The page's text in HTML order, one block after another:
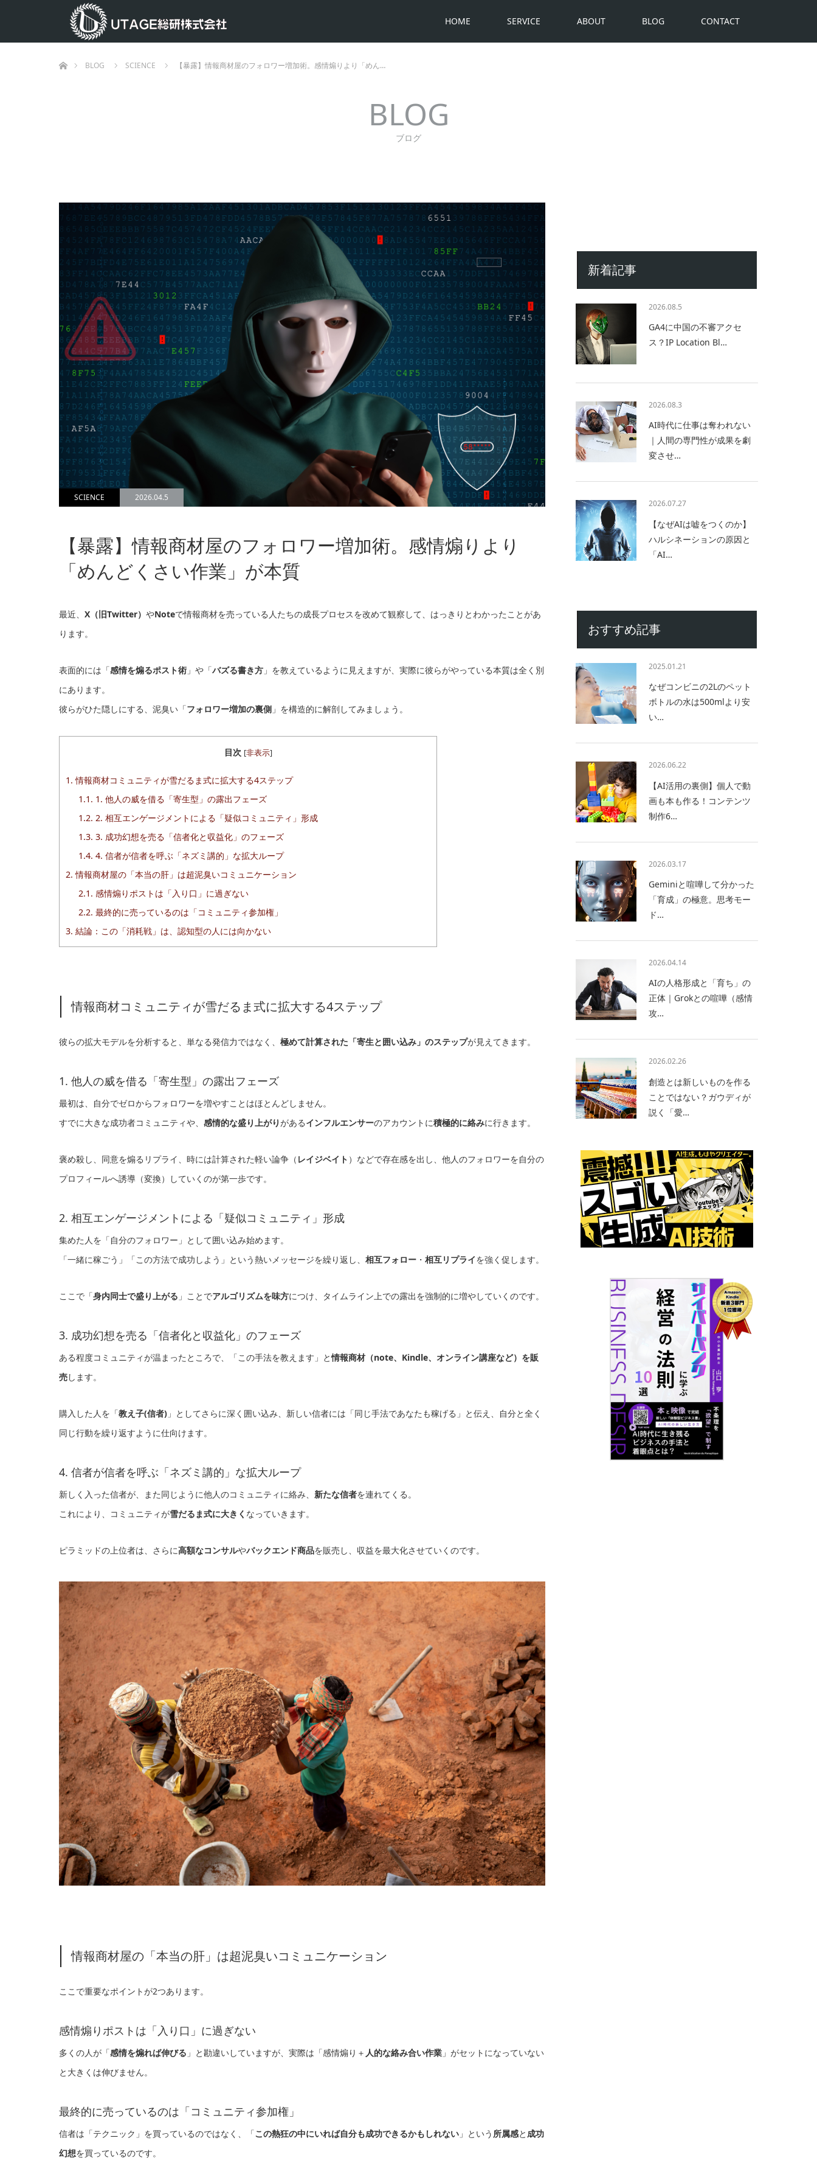
HOME SERVICE ABOUT BLOG CONTACT
BLOG
SCIENCE 【暴露】情報商材屋のフォロワー増加術。感情煽りより「めん…
BLOG
ブログ
SCIENCE 2026.04.5
【暴露】情報商材屋のフォロワー増加術。感情煽りより
「めんどくさい作業」が本質
最近、 X（旧Twitter） やNoteで情報商材を売っている人たちの成長プロセスを改めて観察して、はっきりとわかったことがあ
ります。
表面的には「感情を煽るポスト術 」や「バズる書き方 」を教えているように見えますが、実際に彼らがやっている本質は全く別
にあります。
彼らがひた隠しにする、泥臭い「フォロワー増加の裏側 」を構造的に解剖してみましょう。
目次 [非表示]
1. 情報商材コミュニティが雪だるま式に拡大する4ステップ
1.1. 1. 他人の威を借る「寄生型」の露出フェーズ
1.2. 2. 相互エンゲージメントによる「疑似コミュニティ」形成
1.3. 3. 成功幻想を売る「信者化と収益化」のフェーズ
1.4. 4. 信者が信者を呼ぶ「ネズミ講的」な拡大ループ
2. 情報商材屋の「本当の肝」は超泥臭いコミュニケーション
2.1. 感情煽りポストは「入り口」に過ぎない
2.2. 最終的に売っているのは「コミュニティ参加権」
3. 結論：この「消耗戦」は、認知型の人には向かない
情報商材コミュニティが雪だるま式に拡大する4ステップ
彼らの拡大モデルを分析すると、単なる発信力ではなく、 極めて計算された「寄生と囲い込み」のステップが見えてきます。
1. 他人の威を借る「寄生型」の露出フェーズ
最初は、自分でゼロからフォロワーを増やすことはほとんどしません。
すでに大きな成功者コミュニティや、 感情的な盛り上がりがあるインフルエンサーのアカウントに積極的に絡みに行きます。
褒め殺し、同意を煽るリプライ、時には計算された軽い論争（ レイジベイト ）などで存在感を出し、他人のフォロワーを自分の
プロフィールへ誘導（変換）していくのが第一歩です。
2. 相互エンゲージメントによる「疑似コミュニティ」形成
集めた人を「自分のフォロワー」として囲い込み始めます。
「一緒に稼ごう」「この方法で成功しよう」という熱いメッセージを繰り返し、 相互フォロー ・ 相互リプライを強く促します。
ここで「身内同士で盛り上がる 」ことでアルゴリズムを味方につけ、タイムライン上での露出を強制的に増やしていくのです。
3. 成功幻想を売る「信者化と収益化」のフェーズ
ある程度コミュニティが温まったところで、「この手法を教えます」と情報商材（note、Kindle、オンライン講座など）を販
売します。
購入した人を「教え子(信者) 」としてさらに深く囲い込み、新しい信者には「同じ手法であなたも稼げる」と伝え、自分と全く
同じ行動を繰り返すように仕向けます。
4. 信者が信者を呼ぶ「ネズミ講的」な拡大ループ
新しく入った信者が、また同じように他人のコミュニティに絡み、 新たな信者を連れてくる。
これにより、コミュニティが雪だるま式に大きく なっていきます。
ピラミッドの上位者は、さらに高額なコンサルやバックエンド商品を販売し、収益を最大化させていくのです。
情報商材屋の「本当の肝」は超泥臭いコミュニケーション
ここで重要なポイントが2つあります。
感情煽りポストは「入り口」に過ぎない
多くの人が「感情を煽れば伸びる 」と勘違いしていますが、実際は「感情煽り＋ 人的な絡み合い作業 」がセットになっていない
と大きくは伸びません。
最終的に売っているのは「コミュニティ参加権」
信者は「テクニック」を買っているのではなく、「この熱狂の中にいれば自分も成功できるかもしれない 」という 所属感と成功
幻想を買っているのです。
新着記事
2026.08.5
GA4に中国の不審アクセ
ス？IP Location Bl…
2026.08.3
AI時代に仕事は奪われない
｜人間の専門性が成果を劇
変させ…
2026.07.27
【なぜAIは嘘をつくのか】
ハルシネーションの原因と
「AI…
おすすめ記事
2025.01.21
なぜコンビニの2Lのペット
ボトルの水は500mlより安
い…
2026.06.22
【AI活用の裏側】個人で動
画も本も作る！コンテンツ
制作6…
2026.03.17
Geminiと喧嘩して分かった
「育成」の極意。思考モー
ド…
2026.04.14
AIの人格形成と「育ち」の
正体｜Grokとの喧嘩（感情
攻…
2026.02.26
創造とは新しいものを作る
ことではない？ガウディが
説く「愛…